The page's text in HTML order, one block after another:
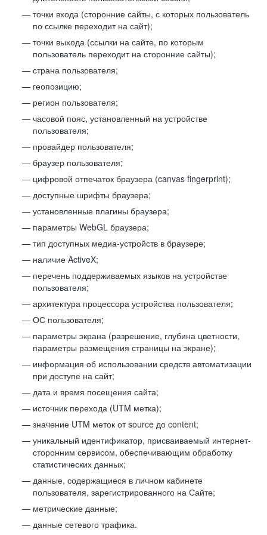
точки входа (сторонние сайты, с которых пользователь
по ссылке переходит на сайт);
точки выхода (ссылки на сайте, по которым
пользователь переходит на сторонние сайты);
страна пользователя;
геопозицию;
регион пользователя;
часовой пояс, установленный на устройстве
пользователя;
провайдер пользователя;
браузер пользователя;
цифровой отпечаток браузера (canvas fingerprint);
доступные шрифты браузера;
установленные плагины браузера;
параметры WebGL браузера;
тип доступных медиа-устройств в браузере;
наличие ActiveX;
перечень поддерживаемых языков на устройстве
пользователя;
архитектура процессора устройства пользователя;
ОС пользователя;
параметры экрана (разрешение, глубина цветности,
параметры размещения страницы на экране);
информация об использовании средств автоматизации
при доступе на сайт;
дата и время посещения сайта;
источник перехода (UTM метка);
значение UTM меток от source до content;
уникальный идентификатор, присваиваемый интернет-
сторонним сервисом, обеспечивающим обработку
статистических данных;
данные, содержащиеся в личном кабинете
пользователя, зарегистрированного на Сайте;
метрические данные;
данные сетевого трафика.